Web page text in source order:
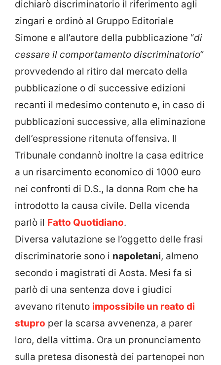
dichiarò discriminatorio il riferimento agli
zingari e ordinò al Gruppo Editoriale
Simone e all’autore della pubblicazione “di
cessare il comportamento discriminatorio”
provvedendo al ritiro dal mercato della
pubblicazione o di successive edizioni
recanti il medesimo contenuto e, in caso di
pubblicazioni successive, alla eliminazione
dell’espressione ritenuta offensiva. Il
Tribunale condannò inoltre la casa editrice
a un risarcimento economico di 1000 euro
nei confronti di D.S., la donna Rom che ha
introdotto la causa civile. Della vicenda
parlò il Fatto Quotidiano.
Diversa valutazione se l’oggetto delle frasi
discriminatorie sono i napoletani, almeno
secondo i magistrati di Aosta. Mesi fa si
parlò di una sentenza dove i giudici
avevano ritenuto impossibile un reato di
stupro per la scarsa avvenenza, a parer
loro, della vittima. Ora un pronunciamento
sulla pretesa disonestà dei partenopei non